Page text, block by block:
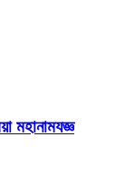
মহানামযজ্ঞ